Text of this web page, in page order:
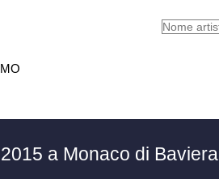
a Monaco di Baviera